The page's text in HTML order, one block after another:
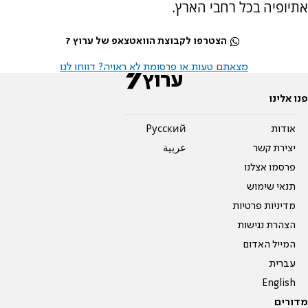
אתיופיה בכל רחבי הארץ.
הצטרפו לקבוצת הוואטצאפ של ערוץ 7
מצאתם טעות או פרסומת לא ראויה? דווחו לנו
פנו אלינו
אודות
יצירת קשר
פרסמו אצלנו
תנאי שימוש
מדיניות פרטיות
הצהרת נגישות
המייל האדום
עברית
English
Pусский
عربية
מדורים